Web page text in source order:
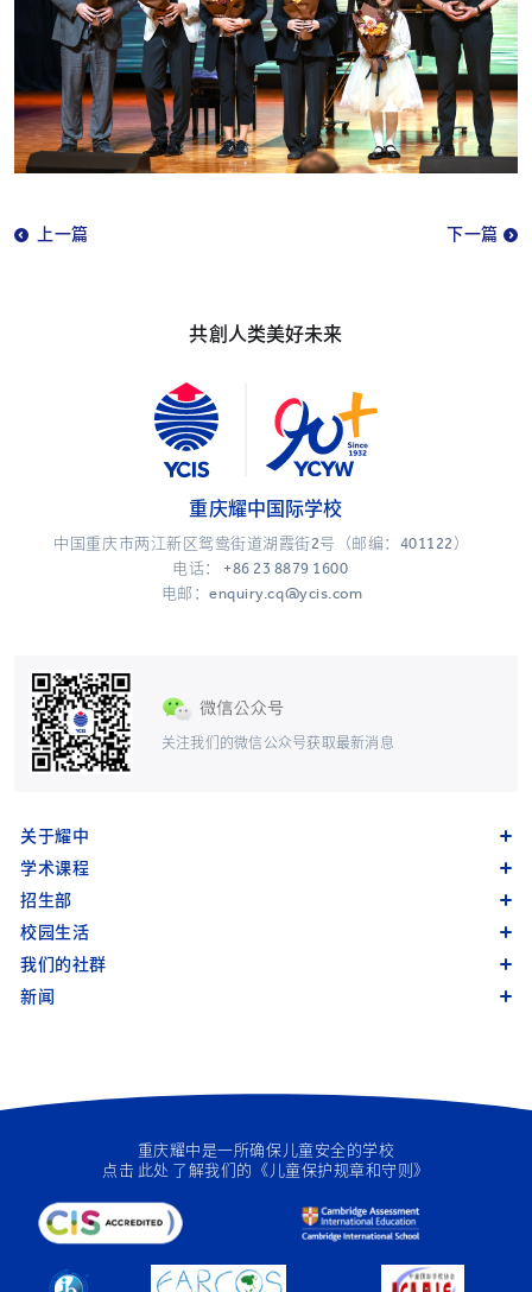
上一篇 下一篇
共創人类美好未来
关注我们的微信公众号获取最新消息
重庆耀中国际学校
中国重庆市两江新区鸳鸯街道湖霞街2号（邮编：401122）
电话： +86 23 8879 1600
电邮：enquiry.cq@ycis.com
关于耀中
学术课程
招生部
校园生活
我们的社群
新闻
重庆耀中是一所确保儿童安全的学校
点击 此处 了解我们的《儿童保护规章和守则》